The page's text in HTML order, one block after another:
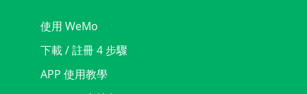
使用 WeMo
下載 / 註冊 4 步驟
APP 使用教學